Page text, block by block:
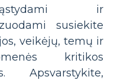
ir
susiekite
veikėjų, temų ir
kritikos
Apsvarstykite,